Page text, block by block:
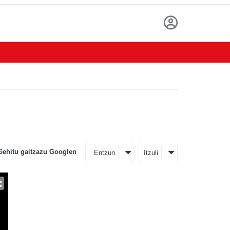
gaitzazu Googlen Entzun Itzuli